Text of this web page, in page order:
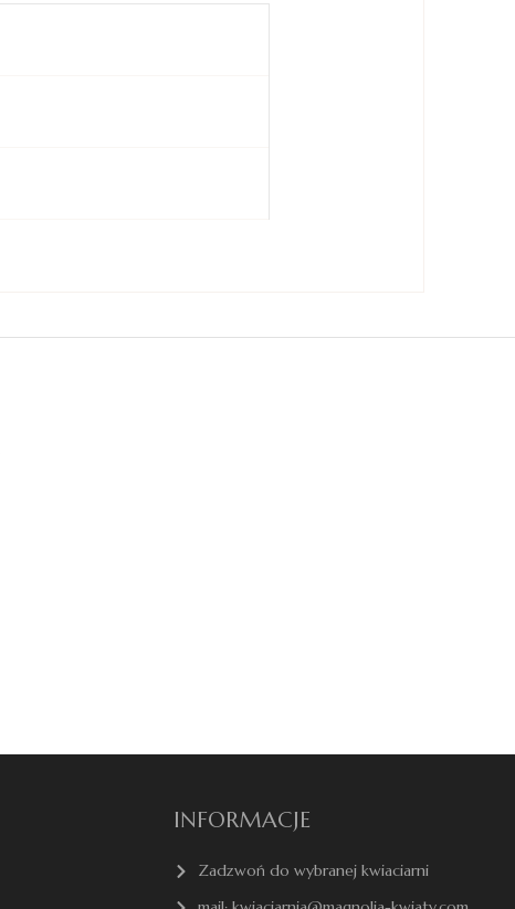
INFORMACJE
Zadzwoń do wybranej kwiaciarni